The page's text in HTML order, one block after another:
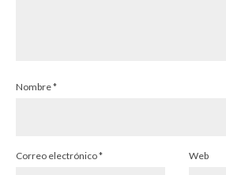
Nombre*
Correo electrónico* Web